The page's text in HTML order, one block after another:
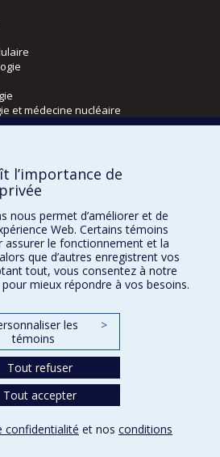
et médecine nucléaire
de l’activité physique
l’importance de
nous permet d’améliorer et de
Web. Certains témoins
assurer le fonctionnement et la
que d’autres enregistrent vos
tout, vous consentez à notre
mieux répondre à vos besoins.
les
témoins
>
Tout refuser
Tout accepter
confidentialité et nos conditions